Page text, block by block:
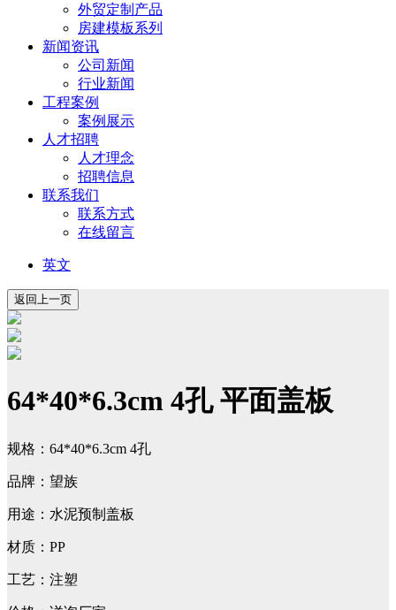
外贸定制产品
房建模板系列
新闻资讯
公司新闻
行业新闻
工程案例
案例展示
人才招聘
人才理念
招聘信息
联系我们
联系方式
在线留言
英文
64*40*6.3cm 4孔 平面盖板
规格：64*40*6.3cm 4孔
品牌：望族
用途：水泥预制盖板
材质：PP
工艺：注塑